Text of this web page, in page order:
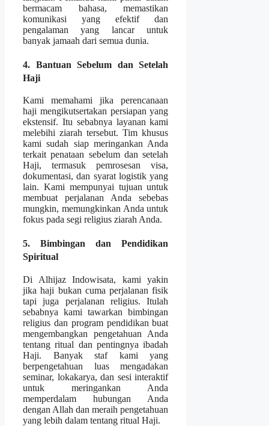
bermacam bahasa, memastikan
komunikasi yang efektif dan
pengalaman yang lancar untuk
banyak jamaah dari semua dunia.
4. Bantuan Sebelum dan Setelah
Haji
Kami memahami jika perencanaan
haji mengikutsertakan persiapan yang
ekstensif. Itu sebabnya layanan kami
melebihi ziarah tersebut. Tim khusus
kami sudah siap meringankan Anda
terkait penataan sebelum dan setelah
Haji, termasuk pemrosesan visa,
dokumentasi, dan syarat logistik yang
lain. Kami mempunyai tujuan untuk
membuat perjalanan Anda sebebas
mungkin, memungkinkan Anda untuk
fokus pada segi religius ziarah Anda.
5. Bimbingan dan Pendidikan
Spiritual
Di Alhijaz Indowisata, kami yakin
jika haji bukan cuma perjalanan fisik
tapi juga perjalanan religius. Itulah
sebabnya kami tawarkan bimbingan
religius dan program pendidikan buat
mengembangkan pengetahuan Anda
tentang ritual dan pentingnya ibadah
Haji. Banyak staf kami yang
berpengetahuan luas mengadakan
seminar, lokakarya, dan sesi interaktif
untuk meringankan Anda
memperdalam hubungan Anda
dengan Allah dan meraih pengetahuan
yang lebih dalam tentang ritual Haji.